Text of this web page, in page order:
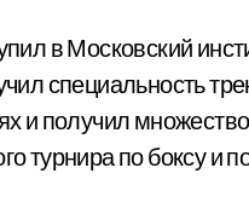
в Московский
специальность
и получил
турнира по боксу и